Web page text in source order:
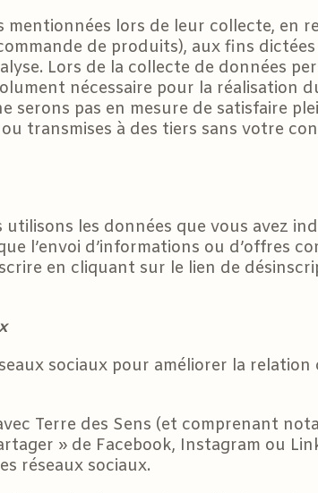
lors de leur collecte, en
de produits), aux fins
Lors de la collecte de données
nécessaire pour la réalisation
serons pas en mesure de satisfaire
transmises à des tiers sans votre
les données que vous avez
l’envoi d’informations ou d’offres
en cliquant sur le lien de
sociaux pour améliorer la
Terre des Sens (et comprenant
» de Facebook, Instagram ou
réseaux sociaux.